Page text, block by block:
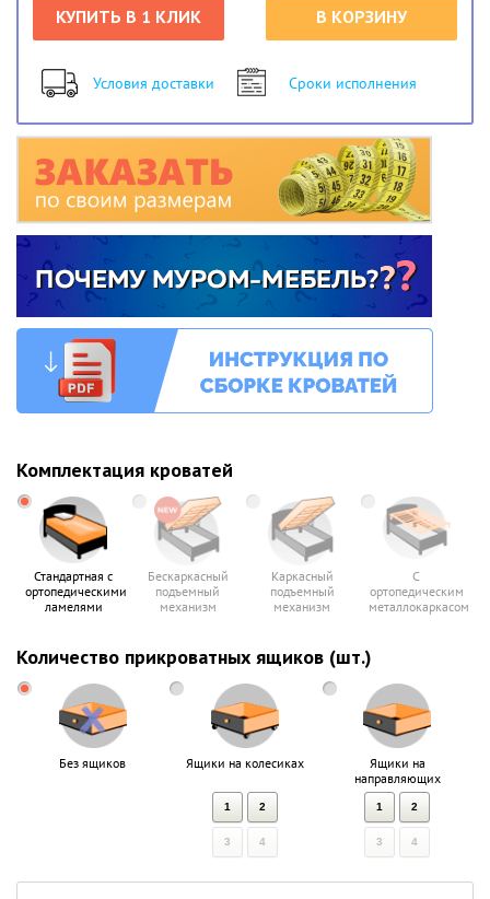
КУПИТЬ В 1 КЛИК В КОРЗИНУ
Условия доставки Сроки исполнения
Комплектация кроватей
Стандартная с
ортопедическими
ламелями
Бескаркасный
подъемный
механизм
Каркасный
подъемный
механизм
С
ортопедическим
металлокаркасом
Количество прикроватных ящиков (шт.)
Без ящиков Ящики на колесиках
1 2
3 4
Ящики на
направляющих
1 2
3 4